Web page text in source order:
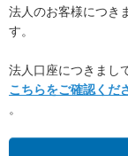
法人のお客様につき
す。
法人口座につきまし
こちらをご確認くだ
。